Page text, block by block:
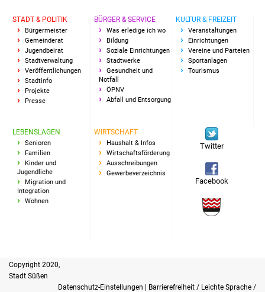
NETZMonitor
Gesundheit und Notfall
Hitzewarnung / UV-
Index
Bürgerbus (MOBS)
STADT & POLITIK
Bürgermeister
Gemeinderat
Jugendbeirat
Stadtverwaltung
Veröffentlichungen
Stadtinfo
Projekte
Presse
BÜRGER & SERVICE
Was erledige ich wo
Bildung
Soziale Einrichtungen
Stadtwerke
Gesundheit und
Notfall
ÖPNV
Abfall und Entsorgung
KULTUR & FREIZEIT
Veranstaltungen
Einrichtungen
Vereine und Parteien
Sportanlagen
Tourismus
LEBENSLAGEN
Senioren
Familien
Kinder und
Jugendliche
Migration und
Integration
Wohnen
WIRTSCHAFT
Haushalt & Infos
Wirtschaftsförderung
Ausschreibungen
Gewerbeverzeichnis
Twitter
Facebook
Copyright 2020,
Stadt Süßen
Datenschutz-Einstellungen | Barrierefreiheit / Leichte Sprache /